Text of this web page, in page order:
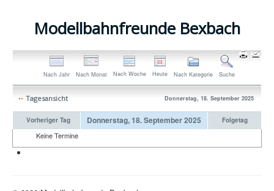
Modellbahnfreunde Bexbach
Nach Jahr Nach Monat Nach Woche Heute Nach Kategorie Suche
Tagesansicht Donnerstag, 18. September 2025
Vorheriger Tag Donnerstag, 18. September 2025 Folgetag
Keine Termine